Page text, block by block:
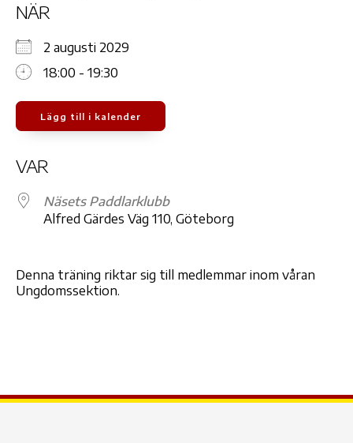
NÄR
2 augusti 2029
18:00 - 19:30
Lägg till i kalender
VAR
Näsets Paddlarklubb
Alfred Gärdes Väg 110, Göteborg
Denna träning riktar sig till medlemmar inom våran
Ungdomssektion.